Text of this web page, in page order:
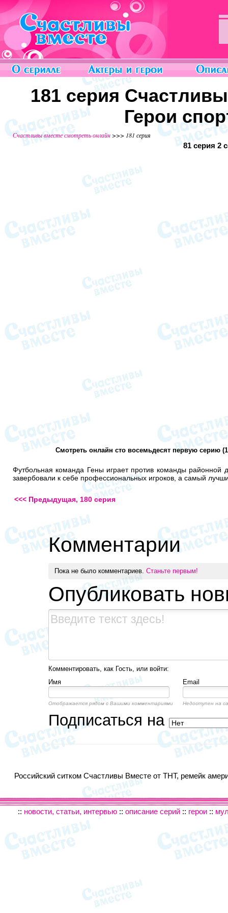
181 серия
Герои
Счастливы вместе смотреть онлайн>>> 181 серия
81 серия 2
Смотреть онлайн сто восемьдесят первую серию
Футбольная команда Гены играет против команды районной
завербовали к себе профессиональных игроков, а самый
<<< Предыдущая, 180 серия
Комментарии
Пока не было комментариев. Станьте первым!
Опубликовать
Комментировать, как Гость, или войти:
Имя
Email
Отображается рядом с Вашими комментариями Недоступен на
Подписаться на
Российский ситком Счастливы Вместе от ТНТ, ремейк
:: новости, статьи, интервью :: описание серий :: герои ::